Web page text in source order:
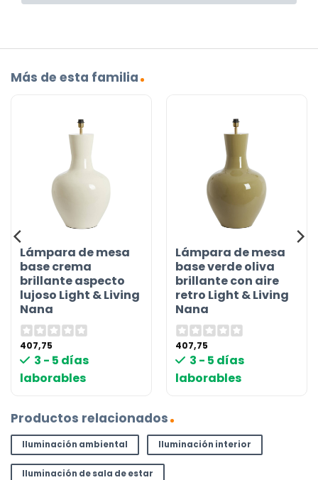
Más de esta familia
Lámpara de mesa
base crema
brillante aspecto
lujoso Light & Living
Nana
407,75
3 - 5 días
laborables
Lámpara de mesa
base verde oliva
brillante con aire
retro Light & Living
Nana
407,75
3 - 5 días
laborables
Productos relacionados
Iluminación ambiental Iluminación interior
Iluminación de sala de estar